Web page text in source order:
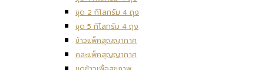
ชุด 2 กิโลกรัม 4 ถุง
ชุด 5 กิโลกรัม 4 ถุง
ข้าวแพ็คสุญญากาศ
คละแพ็คสุญญากาศ